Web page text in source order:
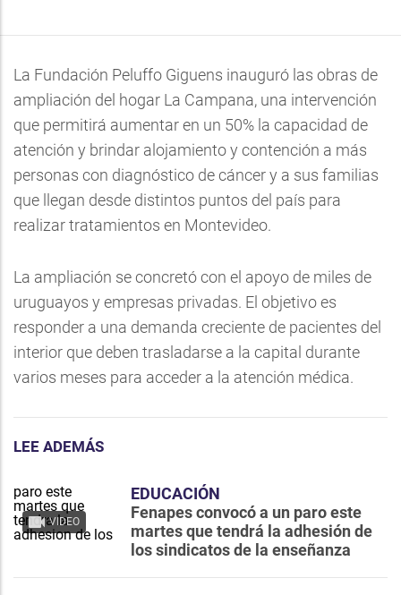
La Fundación Peluffo Giguens inauguró las obras de
ampliación del hogar La Campana, una intervención
que permitirá aumentar en un 50% la capacidad de
atención y brindar alojamiento y contención a más
personas con diagnóstico de cáncer y a sus familias
que llegan desde distintos puntos del país para
realizar tratamientos en Montevideo.
La ampliación se concretó con el apoyo de miles de
uruguayos y empresas privadas. El objetivo es
responder a una demanda creciente de pacientes del
interior que deben trasladarse a la capital durante
varios meses para acceder a la atención médica.
LEE ADEMÁS
VIDEO
EDUCACIÓN
Fenapes convocó a un paro este
martes que tendrá la adhesión de
los sindicatos de la enseñanza